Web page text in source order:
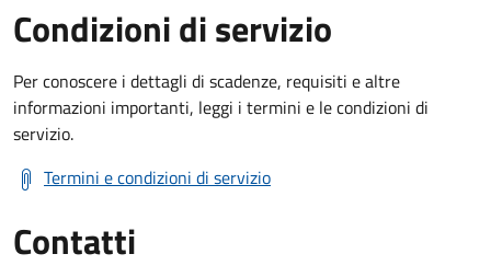
Condizioni di servizio
Per conoscere i dettagli di scadenze, requisiti e altre
informazioni importanti, leggi i termini e le condizioni di
servizio.
Termini e condizioni di servizio
Contatti